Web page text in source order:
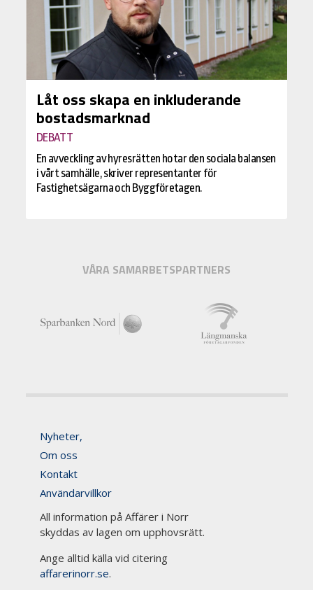
Låt oss skapa en inkluderande
bostadsmarknad
DEBATT
En avveckling av hyresrätten hotar den sociala balansen
i vårt samhälle, skriver representanter för
Fastighetsägarna och Byggföretagen.
VÅRA SAMARBETSPARTNERS
Nyheter,
Om oss
Kontakt
Användarvillkor
All information på Affärer i Norr
skyddas av lagen om upphovsrätt.
Ange alltid källa vid citering
affarerinorr.se.